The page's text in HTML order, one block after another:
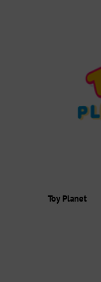
Toy Planet